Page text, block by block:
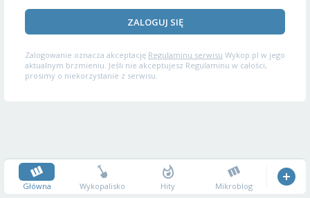
ZALOGUJ SIĘ
Zalogowanie oznacza akceptację Regulaminu serwisu Wykop.pl w jego
aktualnym brzmieniu. Jeśli nie akceptujesz Regulaminu w całości,
prosimy o niekorzystanie z serwisu.
Główna Wykopalisko Hity Mikroblog